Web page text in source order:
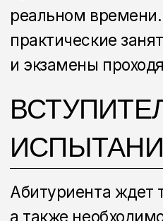
КОЛЛЕД
БУЧЕНИЕ
ОБУ
ЗА РАМКИ
ВЫХОДИТ